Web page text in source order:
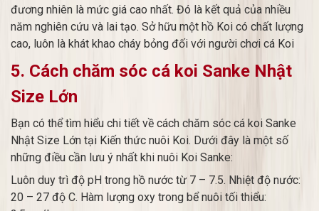
đương nhiên là mức giá cao nhất. Đó là kết quả của nhiều
năm nghiên cứu và lai tạo. Sở hữu một hồ Koi có chất lượng
cao, luôn là khát khao cháy bỏng đối với người chơi cá Koi
5. Cách chăm sóc cá koi Sanke Nhật
Size Lớn
Bạn có thể tìm hiểu chi tiết về cách chăm sóc cá koi Sanke
Nhật Size Lớn tại Kiến thức nuôi Koi. Dưới đây là một số
những điều cần lưu ý nhất khi nuôi Koi Sanke:
Luôn duy trì độ pH trong hồ nước từ 7 – 7.5. Nhiệt độ nước:
20 – 27 độ C. Hàm lượng oxy trong bể nuôi tối thiểu: